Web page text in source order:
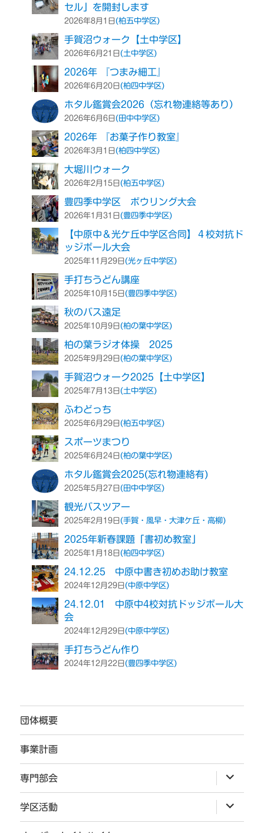
セル」を開封します
2026年8月1日(柏五中学区)
手賀沼ウォーク【土中学区】
2026年6月21日(土中学区)
2026年 『つまみ細工』
2026年6月20日(柏四中学区)
ホタル鑑賞会2026（忘れ物連絡等あり）
2026年6月6日(田中中学区)
2026年 『お菓子作り教室』
2026年3月1日(柏四中学区)
大堀川ウォーク
2026年2月15日(柏五中学区)
豊四季中学区 ボウリング大会
2026年1月31日(豊四季中学区)
【中原中＆光ケ丘中学区合同】４校対抗ド
ッジボール大会
2025年11月29日(光ヶ丘中学区)
手打ちうどん講座
2025年10月15日(豊四季中学区)
秋のバス遠足
2025年10月9日(柏の葉中学区)
柏の葉ラジオ体操 2025
2025年9月29日(柏の葉中学区)
手賀沼ウォーク2025【土中学区】
2025年7月13日(土中学区)
ふわどっち
2025年6月29日(柏五中学区)
スポーツまつり
2025年6月24日(柏の葉中学区)
ホタル鑑賞会2025(忘れ物連絡有)
2025年5月27日(田中中学区)
観光バスツアー
2025年2月19日(手賀・風早・大津ケ丘・高柳)
2025年新春課題「書初め教室」
2025年1月18日(柏四中学区)
24.12.25 中原中書き初めお助け教室
2024年12月29日(中原中学区)
24.12.01 中原中4校対抗ドッジボール大
会
2024年12月29日(中原中学区)
手打ちうどん作り
2024年12月22日(豊四季中学区)
団体概要
事業計画
専門部会
ブ
メ
ュ
ー
学区活動
ブ
メ